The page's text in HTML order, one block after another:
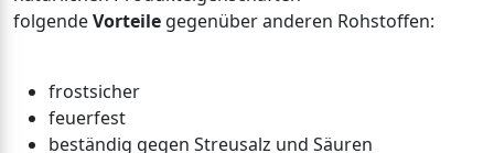
folgendeVorteile gegenüber anderen Rohstoffen:
frostsicher
feuerfest
beständig gegen Streusalz und Säuren